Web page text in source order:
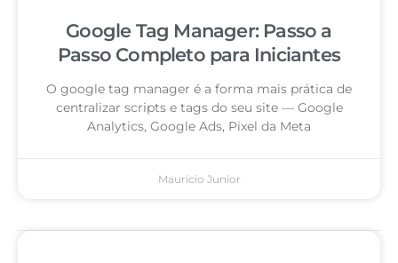
Google Tag Manager: Passo a
Passo Completo para Iniciantes
O google tag manager é a forma mais prática de
centralizar scripts e tags do seu site — Google
Analytics, Google Ads, Pixel da Meta
Mauricio Junior